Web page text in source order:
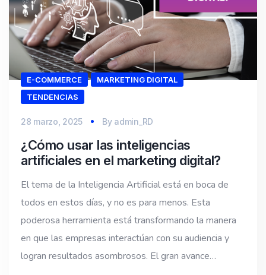
E-COMMERCE
MARKETING DIGITAL
TENDENCIAS
28 marzo, 2025 By admin_RD
¿Cómo usar las inteligencias
artificiales en el marketing digital?
El tema de la Inteligencia Artificial está en boca de
todos en estos días, y no es para menos. Esta
poderosa herramienta está transformando la manera
en que las empresas interactúan con su audiencia y
logran resultados asombrosos. El gran avance…